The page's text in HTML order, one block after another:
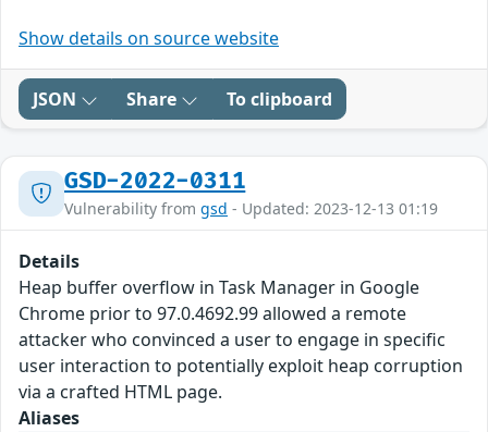
Show details on source website
JSON Share To clipboard
GSD-2022-0311
Vulnerability from gsd - Updated: 2023-12-13 01:19
Details
Heap buffer overflow in Task Manager in Google
Chrome prior to 97.0.4692.99 allowed a remote
attacker who convinced a user to engage in specific
user interaction to potentially exploit heap corruption
via a crafted HTML page.
Aliases